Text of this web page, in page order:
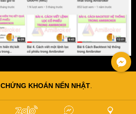
CHỨNG KHOÁN NẾN NHẬT.